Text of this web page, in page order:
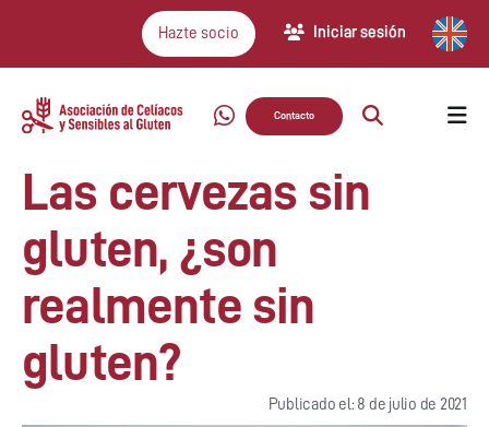
Hazte socio Iniciar sesión
Contacto
Las cervezas sin
gluten, ¿son
realmente sin
gluten?
Publicado el: 8 de julio de 2021